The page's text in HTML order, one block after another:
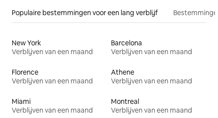
Populaire bestemmingen voor een lang verblijf
New York
Verblijven van een maand
Barcelona
Verblijven van een maand
Florence
Verblijven van een maand
Athene
Verblijven van een maand
Miami
Verblijven van een maand
Montreal
Verblijven van een maand